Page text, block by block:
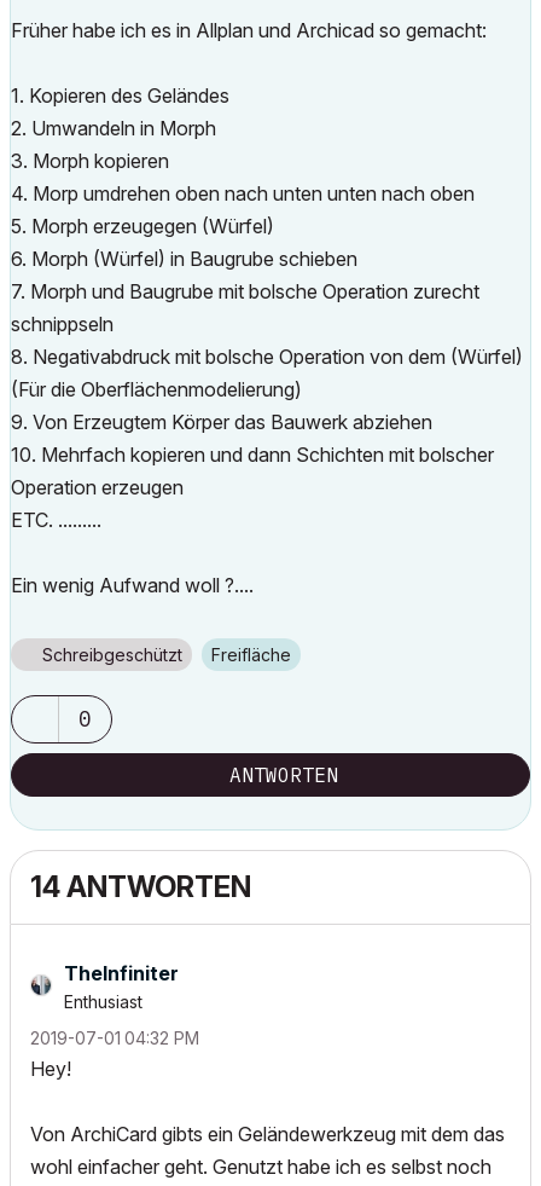
Früher habe ich es in Allplan und Archicad so gemacht:
1. Kopieren des Geländes
2. Umwandeln in Morph
3. Morph kopieren
4. Morp umdrehen oben nach unten unten nach oben
5. Morph erzeugegen (Würfel)
6. Morph (Würfel) in Baugrube schieben
7. Morph und Baugrube mit bolsche Operation zurecht
schnippseln
8. Negativabdruck mit bolsche Operation von dem (Würfel)
(Für die Oberflächenmodelierung)
9. Von Erzeugtem Körper das Bauwerk abziehen
10. Mehrfach kopieren und dann Schichten mit bolscher
Operation erzeugen
ETC. .........
Ein wenig Aufwand woll ?....
Schreibgeschützt Freifläche
0
ANTWORTEN
14 ANTWORTEN
TheInfiniter
Enthusiast
‎2019-07-01 04:32 PM
Hey!
Von ArchiCard gibts ein Geländewerkzeug mit dem das
wohl einfacher geht. Genutzt habe ich es selbst noch